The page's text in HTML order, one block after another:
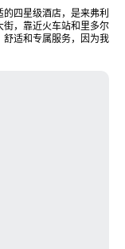
四星级酒店，是来弗利
，靠近火车站和里多尔
适和专属服务，因为我